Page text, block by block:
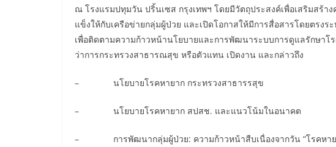
ณ โรงแรมปทุมวัน ปริ้นเซส กรุงเทพฯ โดยมีวัตถุประสงค์เพื่อเสริมสร้
แข็งให้กับเครือข่ายกลุ่มผู้ป่วย และเปิดโอกาสให้มีการสื่อสารโดยตรง
เพื่อติดตามความก้าวหน้านโยบายและการพัฒนาระบบการดูแลรักษาโ
ว่าการกระทรวงสาธารณสุข หรือตัวแทน เปิดงาน และกล่าวถึง
– นโยบายโรคหายาก กระทรวงสาธารรสุข
– นโยบายโรคหายาก สปสช. และแนวโน้มในอนาคต
– การพัฒนากลุ่มผู้ป่วย: ความก้าวหน้าสืบเนื่องจากวัน “โรคหาย